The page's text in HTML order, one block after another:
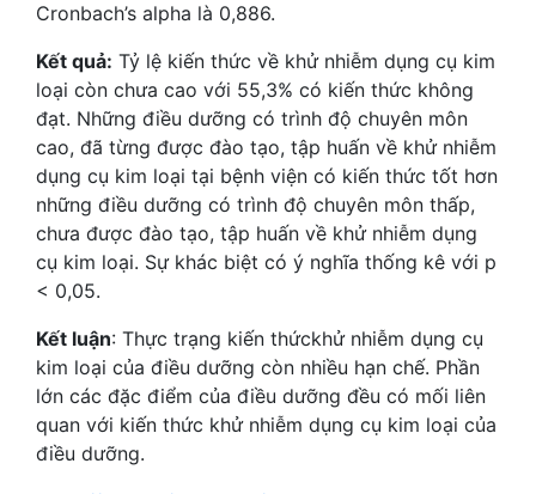
Cronbach’s alpha là 0,886.
Kết quả: Tỷ lệ kiến thức về khử nhiễm dụng cụ kim
loại còn chưa cao với 55,3% có kiến thức không
đạt. Những điều dưỡng có trình độ chuyên môn
cao, đã từng được đào tạo, tập huấn về khử nhiễm
dụng cụ kim loại tại bệnh viện có kiến thức tốt hơn
những điều dưỡng có trình độ chuyên môn thấp,
chưa được đào tạo, tập huấn về khử nhiễm dụng
cụ kim loại. Sự khác biệt có ý nghĩa thống kê với p
< 0,05.
Kết luận: Thực trạng kiến thứckhử nhiễm dụng cụ
kim loại của điều dưỡng còn nhiều hạn chế. Phần
lớn các đặc điểm của điều dưỡng đều có mối liên
quan với kiến thức khử nhiễm dụng cụ kim loại của
điều dưỡng.